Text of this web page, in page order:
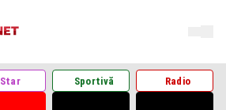
Star Sportivă Radio